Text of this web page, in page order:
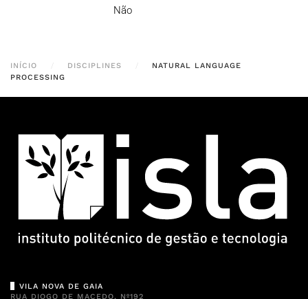
Não
INÍCIO DISCIPLINES
NATURAL LANGUAGE
PROCESSING
VILA NOVA DE GAIA
RUA DIOGO DE MACEDO, Nº192